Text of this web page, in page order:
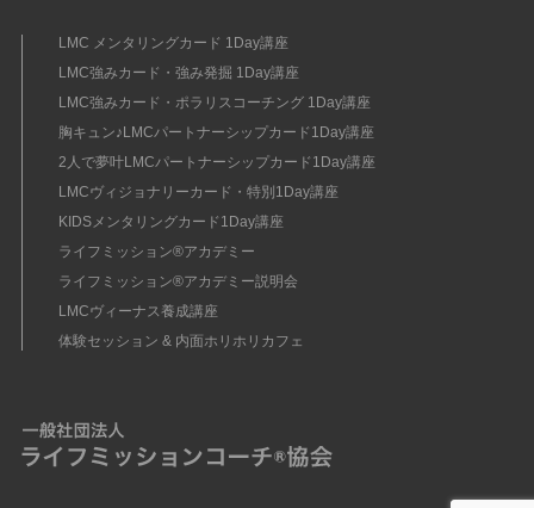
LMC メンタリングカード 1Day講座
LMC強みカード・強み発掘 1Day講座
LMC強みカード・ポラリスコーチング 1Day講座
胸キュン♪LMCパートナーシップカード1Day講座
2人で夢叶LMCパートナーシップカード1Day講座
LMCヴィジョナリーカード・特別1Day講座
KIDSメンタリングカード1Day講座
ライフミッション®︎アカデミー
ライフミッション®︎アカデミー説明会
LMCヴィーナス養成講座
体験セッション & 内面ホリホリカフェ